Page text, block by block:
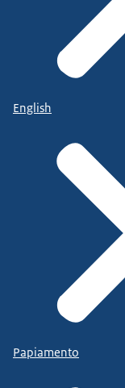
English
Papiamento